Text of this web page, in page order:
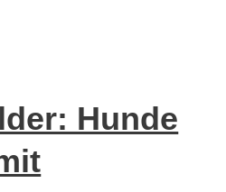
Hunde